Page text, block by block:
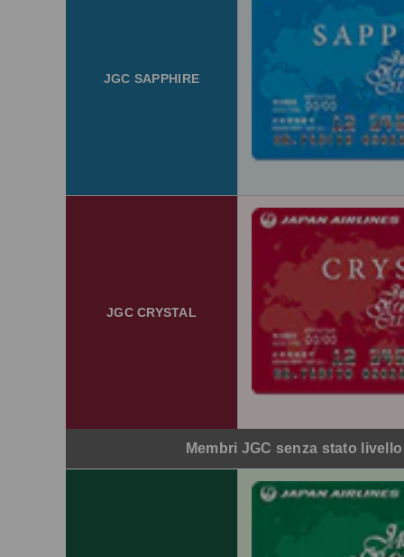
JGC SAPPHIRE
JGC CRYSTAL
Membri JGC senza stato livello